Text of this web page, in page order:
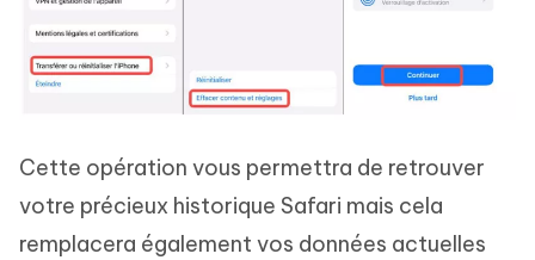
Cette opération vous permettra de retrouver
votre précieux historique Safari mais cela
remplacera également vos données actuelles